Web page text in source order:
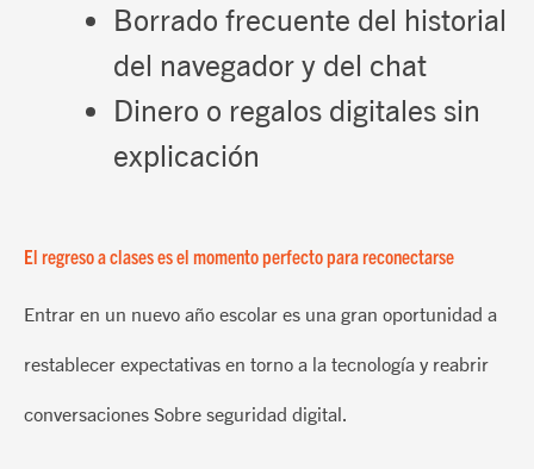
Borrado frecuente del historial
del navegador y del chat
Dinero o regalos digitales sin
explicación
El regreso a clases es el momento perfecto para reconectarse
Entrar en un nuevo año escolar es una gran oportunidad a
restablecer expectativas en torno a la tecnología y reabrir
conversaciones Sobre seguridad digital.